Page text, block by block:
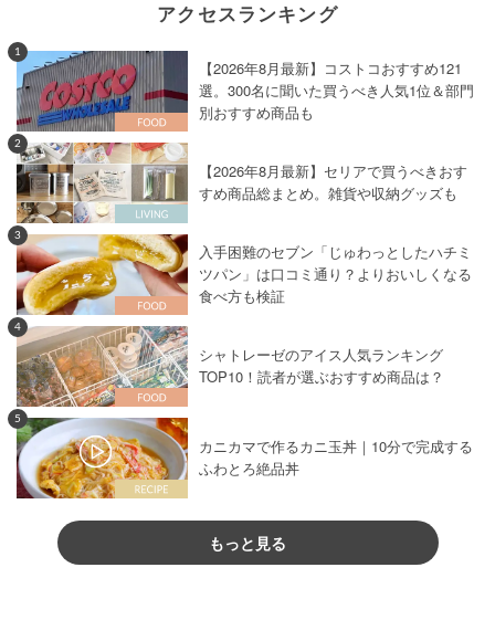
アクセスランキング
1
【2026年8月最新】コストコおすすめ121
選。300名に聞いた買うべき人気1位＆部門
別おすすめ商品も
2
【2026年8月最新】セリアで買うべきおす
すめ商品総まとめ。雑貨や収納グッズも
3
入手困難のセブン「じゅわっとしたハチミ
ツパン」は口コミ通り？よりおいしくなる
食べ方も検証
4
シャトレーゼのアイス人気ランキング
TOP10！読者が選ぶおすすめ商品は？
5
カニカマで作るカニ玉丼｜10分で完成する
ふわとろ絶品丼
もっと見る